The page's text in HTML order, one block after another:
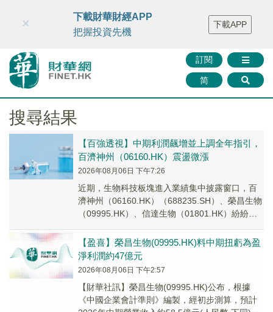
財華智庫網 FINTV FINMETA 財華證券 媒體矩陣
智庫沙龍
聯絡我們
訂閱
简
×
下載財華財經APP
把握投資先機
下載APP
搜尋結果
【百強透視】中期利潤飆增並上調全年指引，
百濟神州（06160.HK）震盪微漲
2026年08月06日 下午7:26
近期，生物科技板塊進入業績集中披露窗口，百
濟神州（06160.HK）（688235.SH）、榮昌生物
（09995.HK）、信達生物（01801.HK）紛紛披
【盈喜】榮昌生物(09995.HK)料中期扭虧為盈
淨利潤約47億元
2026年08月06日 下午2:57
【財華社訊】榮昌生物(09995.HK)公布，根據
《中國企業會計準則》編製，經初步測算，預計